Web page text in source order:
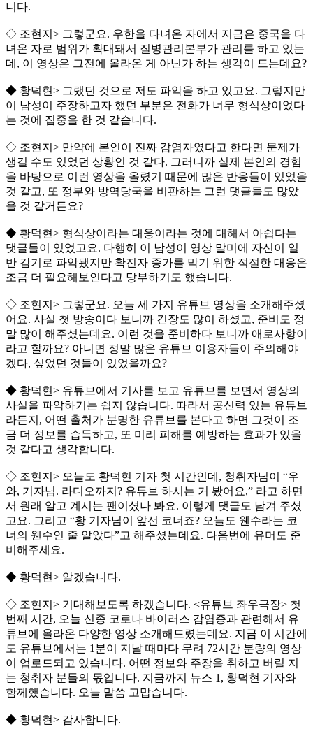
니다.
◇ 조현지> 그렇군요. 우한을 다녀온 자에서 지금은 중국을 다
녀온 자로 범위가 확대돼서 질병관리본부가 관리를 하고 있는
데, 이 영상은 그전에 올라온 게 아닌가 하는 생각이 드는데요?
◆ 황덕현> 그랬던 것으로 저도 파악을 하고 있고요. 그렇지만
이 남성이 주장하고자 했던 부분은 전화가 너무 형식상이었다
는 것에 집중을 한 것 같습니다.
◇ 조현지> 만약에 본인이 진짜 감염자였다고 한다면 문제가
생길 수도 있었던 상황인 것 같다. 그러니까 실제 본인의 경험
을 바탕으로 이런 영상을 올렸기 때문에 많은 반응들이 있었을
것 같고, 또 정부와 방역당국을 비판하는 그런 댓글들도 많았
을 것 같거든요?
◆ 황덕현> 형식상이라는 대응이라는 것에 대해서 아쉽다는
댓글들이 있었고요. 다행히 이 남성이 영상 말미에 자신이 일
반 감기로 파악됐지만 확진자 증가를 막기 위한 적절한 대응은
조금 더 필요해보인다고 당부하기도 했습니다.
◇ 조현지> 그렇군요. 오늘 세 가지 유튜브 영상을 소개해주셨
어요. 사실 첫 방송이다 보니까 긴장도 많이 하셨고, 준비도 정
말 많이 해주셨는데요. 이런 것을 준비하다 보니까 애로사항이
라고 할까요? 아니면 정말 많은 유튜브 이용자들이 주의해야
겠다, 싶었던 것들이 있었을까요?
◆ 황덕현> 유튜브에서 기사를 보고 유튜브를 보면서 영상의
사실을 파악하기는 쉽지 않습니다. 따라서 공신력 있는 유튜브
라든지, 어떤 출처가 분명한 유튜브를 본다고 하면 그것이 조
금 더 정보를 습득하고, 또 미리 피해를 예방하는 효과가 있을
것 같다고 생각합니다.
◇ 조현지> 오늘도 황덕현 기자 첫 시간인데, 청취자님이 “우
와, 기자님. 라디오까지? 유튜브 하시는 거 봤어요,” 라고 하면
서 원래 알고 계시는 팬이셨나 봐요. 이렇게 댓글도 남겨 주셨
고요. 그리고 “황 기자님이 앞선 코너죠? 오늘도 웬수라는 코
너의 웬수인 줄 알았다”고 해주셨는데요. 다음번에 유머도 준
비해주세요.
◆ 황덕현> 알겠습니다.
◇ 조현지> 기대해보도록 하겠습니다. <유튜브 좌우극장> 첫
번째 시간, 오늘 신종 코로나 바이러스 감염증과 관련해서 유
튜브에 올라온 다양한 영상 소개해드렸는데요. 지금 이 시간에
도 유튜브에서는 1분이 지날 때마다 무려 72시간 분량의 영상
이 업로드되고 있습니다. 어떤 정보와 주장을 취하고 버릴 지
는 청취자 분들의 몫입니다. 지금까지 뉴스 1, 황덕현 기자와
함께했습니다. 오늘 말씀 고맙습니다.
◆ 황덕현> 감사합니다.